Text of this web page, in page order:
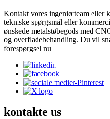
Kontakt vores ingeniørteam eller
tekniske spørgsmål eller
ønskede metalstøbegods med
og overfladebehandling. Du vil
forespørgsel nu
kontakte us